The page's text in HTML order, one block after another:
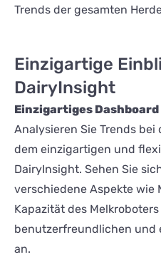
Trends der gesamten
Einzigartige
DairyInsight
Einzigartiges Dashboard
Analysieren Sie Trends
dem einzigartigen und
DairyInsight. Sehen Sie
verschiedene Aspekte
Kapazität des
benutzerfreundlichen und
an.